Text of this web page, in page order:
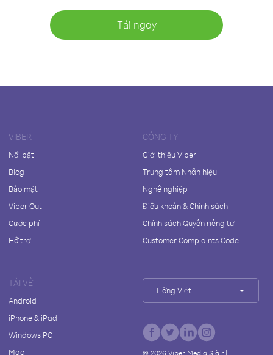
Tải ngay
VIBER
Nổi bật
Blog
Bảo mật
Viber Out
Cước phí
Hỗ trợ
CÔNG TY
Giới thiệu Viber
Trung tâm Nhãn hiệu
Nghề nghiệp
Điều khoản & Chính sách
Chính sách Quyền riêng tư
Customer Complaints Code
TẢI VỀ
Android
iPhone & iPad
Windows PC
Mac
Tiếng Việt
© 2026Viber Media S.à r.l.